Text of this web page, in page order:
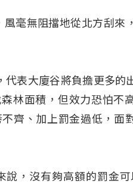
毫無阻擋地從北方刮來
表大廈谷將負擔更多的
林面積，但效力恐怕不
齊、加上罰金過低，面
，沒有夠高額的罰金